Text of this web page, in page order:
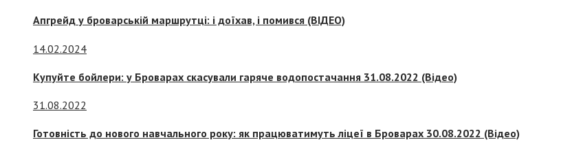
Апгрейд у броварській маршрутці: і доїхав, і помився (ВІДЕО)
14.02.2024
Купуйте бойлери: у Броварах скасували гаряче водопостачання 31.08.2022 (Відео)
31.08.2022
Готовність до нового навчального року: як працюватимуть ліцеї в Броварах 30.08.2022 (Відео)